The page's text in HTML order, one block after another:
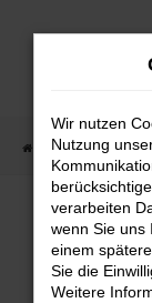
Zum
Startseite
Wir nutzen
Nutzung
verarbeiten
wenn Sie uns
einem
Sie die
Weitere